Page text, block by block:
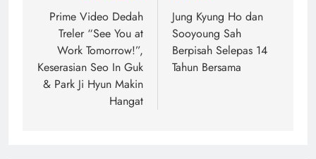
navigation
Prime Video Dedah
Treler “See You at
Work Tomorrow!”,
Keserasian Seo In Guk
& Park Ji Hyun Makin
Hangat
Jung Kyung Ho dan
Sooyoung Sah
Berpisah Selepas 14
Tahun Bersama